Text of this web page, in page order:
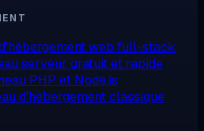
web full-stack
serveur gratuit et rapide
PHP et Node.js
d'hébergement classique